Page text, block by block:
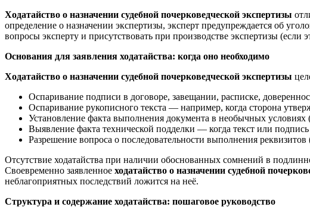
Ходатайство о назначении судебной почерковедческой экспертизы
определение о назначении экспертизы, эксперт предупреждается об
вопросы эксперту и присутствовать при производстве экспертизы (если
Основания для заявления ходатайства: когда оно необходимо
Ходатайство о назначении судебной почерковедческой экспертизы
Оспаривание подписи в договоре, завещании, расписке,
Оспаривание рукописного текста — например, когда сторона
Установление факта выполнения документа в необычных условиях
Выявление факта технической подделки — когда текст или
Разрешение вопроса о последовательности выполнения
Отсутствие ходатайства при наличии обоснованных сомнений в
Своевременно заявленное ходатайство о назначении судебной
неблагоприятных последствий ложится на неё.
Структура и содержание ходатайства: пошаговое руководство